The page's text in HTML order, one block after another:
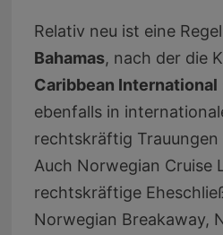
Relativ neu ist eine
Bahamas, nach der die
Caribbean International
ebenfalls in
rechtskräftig
Auch Norwegian Cruise
rechtskräftige
Norwegian Breakaway,